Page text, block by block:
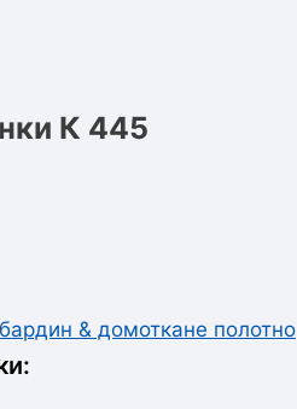
К 445
& домоткане полотно